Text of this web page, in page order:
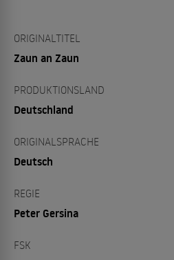
ORIGINALTITEL
Zaun an Zaun
PRODUKTIONSLAND
Deutschland
ORIGINALSPRACHE
Deutsch
REGIE
Peter Gersina
FSK